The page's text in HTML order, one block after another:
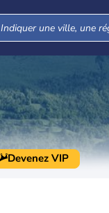
Devenez VIP